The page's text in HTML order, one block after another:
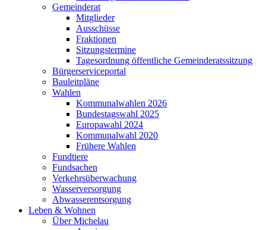
Gemeinderat
Mitglieder
Ausschüsse
Fraktionen
Sitzungstermine
Tagesordnung öffentliche Gemeinderatssitzung
Bürgerserviceportal
Bauleitpläne
Wahlen
Kommunalwahlen 2026
Bundestagswahl 2025
Europawahl 2024
Kommunalwahl 2020
Frühere Wahlen
Fundtiere
Fundsachen
Verkehrsüberwachung
Wasserversorgung
Abwasserentsorgung
Leben & Wohnen
Über Michelau